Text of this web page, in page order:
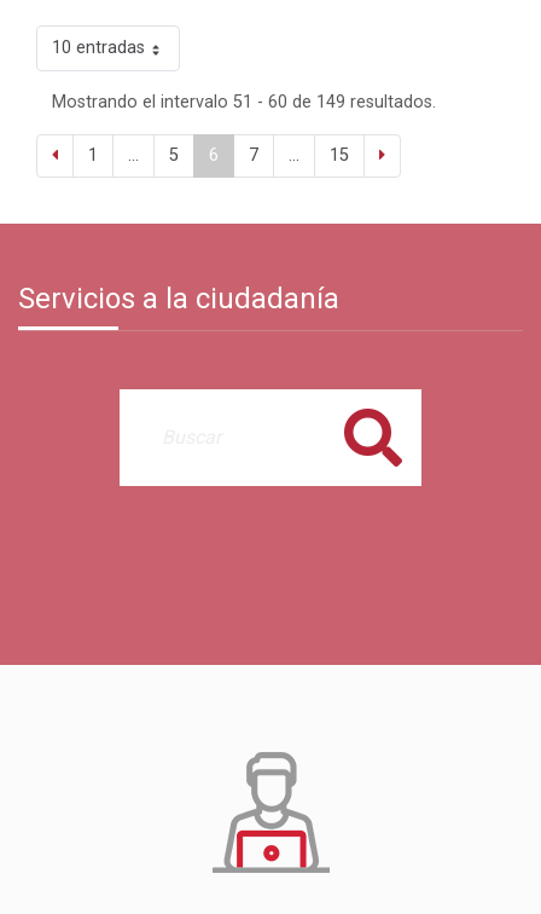
10 entradas
Mostrando el intervalo 51 - 60 de 149 resultados.
1 ... 5 6 7 ... 15
Servicios a la ciudadanía
Buscar